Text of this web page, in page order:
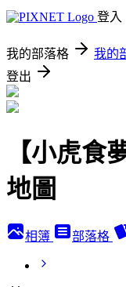
登入
我的部落格 我的
登出
【小虎食
地圖
相簿 部落格